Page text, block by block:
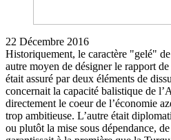
22 Décembre 2016
Historiquement, le caractère "gelé"
autre moyen de désigner le rapport
était assuré par deux éléments de
concernait la capacité balistique de
directement le coeur de l’économie
trop ambitieuse. L’autre était
ou plutôt la mise sous dépendance,